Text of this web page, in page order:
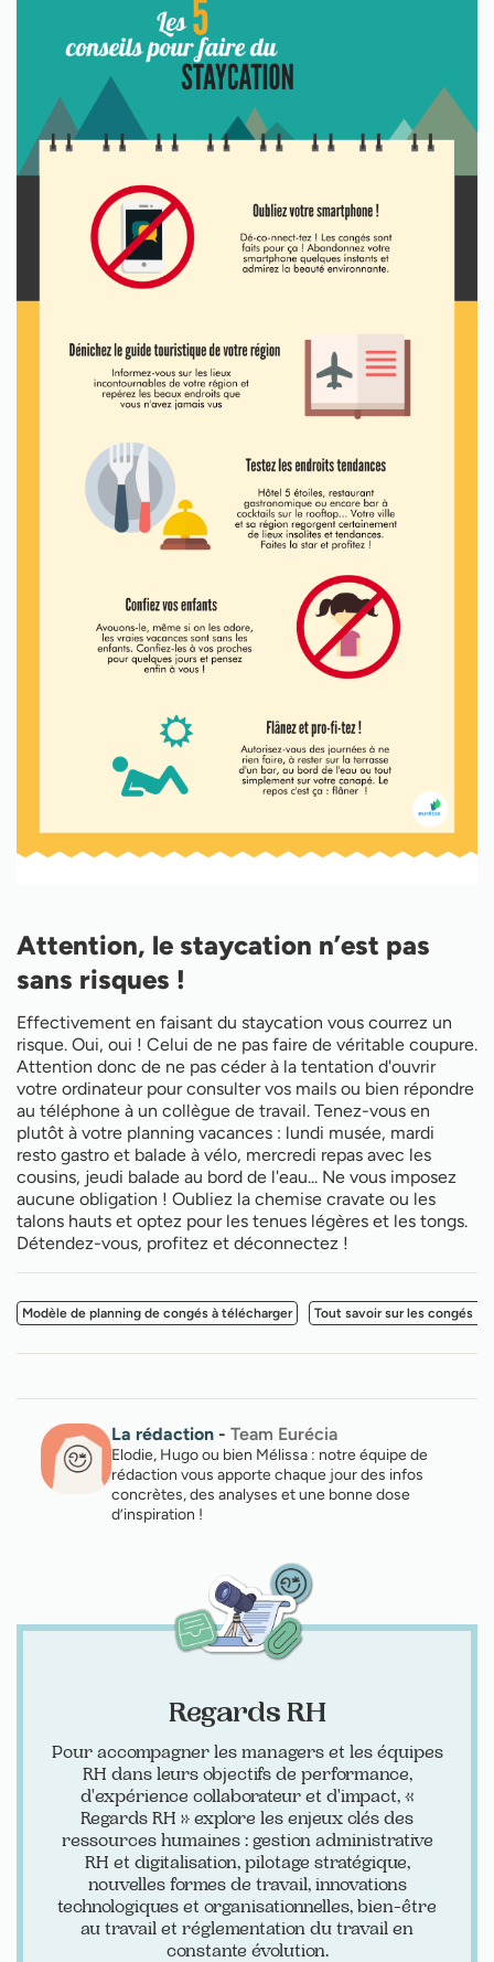
Attention, le staycation n’est pas
sans risques !
Effectivement en faisant du staycation vous courrez un
risque. Oui, oui ! Celui de ne pas faire de véritable coupure.
Attention donc de ne pas céder à la tentation d'ouvrir
votre ordinateur pour consulter vos mails ou bien répondre
au téléphone à un collègue de travail. Tenez-vous en
plutôt à votre planning vacances : lundi musée, mardi
resto gastro et balade à vélo, mercredi repas avec les
cousins, jeudi balade au bord de l'eau... Ne vous imposez
aucune obligation ! Oubliez la chemise cravate ou les
talons hauts et optez pour les tenues légères et les tongs.
Détendez-vous, profitez et déconnectez !
Modèle de planning de congés à télécharger Tout savoir sur les congés N-
La rédaction - Team Eurécia
Elodie, Hugo ou bien Mélissa : notre équipe de
rédaction vous apporte chaque jour des infos
concrètes, des analyses et une bonne dose
d’inspiration !
Regards RH
Pour accompagner les managers et les équipes
RH dans leurs objectifs de performance,
d'expérience collaborateur et d'impact, «
Regards RH » explore les enjeux clés des
ressources humaines : gestion administrative
RH et digitalisation, pilotage stratégique,
nouvelles formes de travail, innovations
technologiques et organisationnelles, bien-être
au travail et réglementation du travail en
constante évolution.